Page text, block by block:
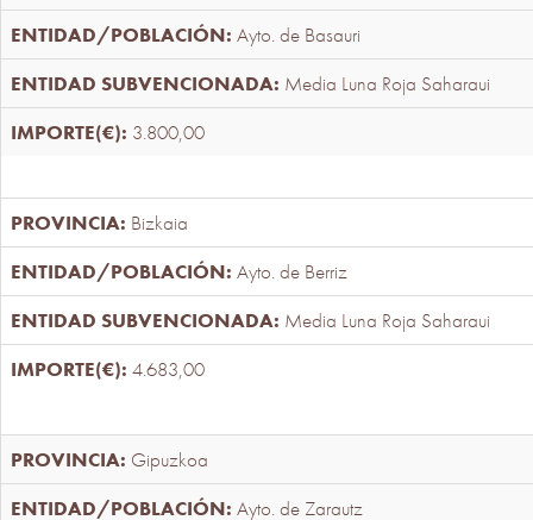
Ayto. de Basauri
Media Luna Roja Saharaui
3.800,00
Bizkaia
Ayto. de Berriz
Media Luna Roja Saharaui
4.683,00
Gipuzkoa
Ayto. de Zarautz